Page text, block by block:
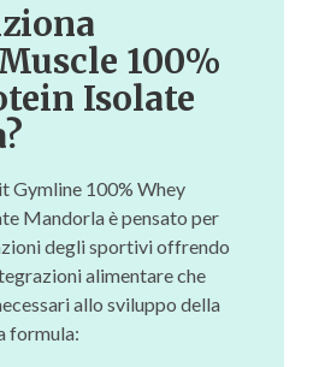
100%
Isolate
Gymline 100% Whey
Mandorla è pensato per
degli sportivi offrendo
alimentare che
allo sviluppo della
formula: